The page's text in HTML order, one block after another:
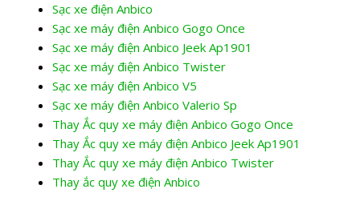
Sạc xe điện Anbico
Sạc xe máy điện Anbico Gogo Once
Sạc xe máy điện Anbico Jeek Ap1901
Sạc xe máy điện Anbico Twister
Sạc xe máy điện Anbico V5
Sạc xe máy điện Anbico Valerio Sp
Thay Ắc quy xe máy điện Anbico Gogo Once
Thay Ắc quy xe máy điện Anbico Jeek Ap1901
Thay Ắc quy xe máy điện Anbico Twister
Thay ắc quy xe điện Anbico